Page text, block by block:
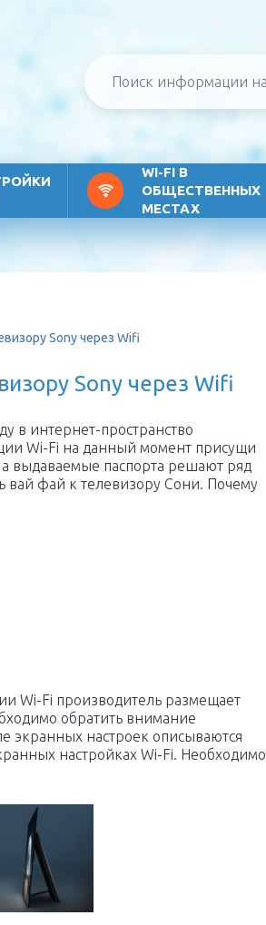
WI-FI В
ОБЩЕСТВЕННЫХ
МЕСТАХ
Sony через Wifi
Sony через Wifi
в интернет-пространство
Wi-Fi на данный момент присущи
а выдаваемые паспорта решают ряд
вай фай к телевизору Сони. Почему
Wi-Fi производитель размещает
обратить внимание
экранных настроек описываются
настройках Wi-Fi. Необходимо